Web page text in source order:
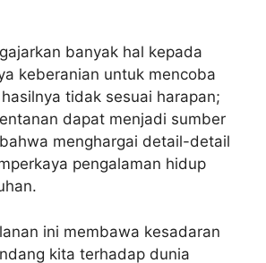
banyak hal kepada
keberanian untuk mencoba
tidak sesuai harapan;
dapat menjadi sumber
menghargai detail-detail
pengalaman hidup
ini membawa kesadaran
kita terhadap dunia